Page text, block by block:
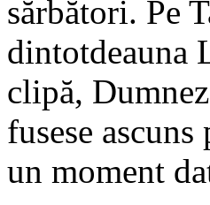
sărbători. Pe
dintotdeauna
clipă,
fusese
un moment